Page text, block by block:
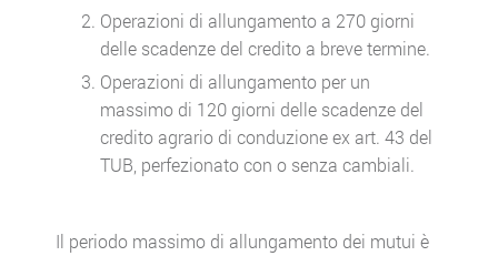
Operazioni di allungamento a 270 giorni
delle scadenze del credito a breve termine.
Operazioni di allungamento per un
massimo di 120 giorni delle scadenze del
credito agrario di conduzione ex art. 43 del
TUB, perfezionato con o senza cambiali.
Il periodo massimo di allungamento dei mutui è